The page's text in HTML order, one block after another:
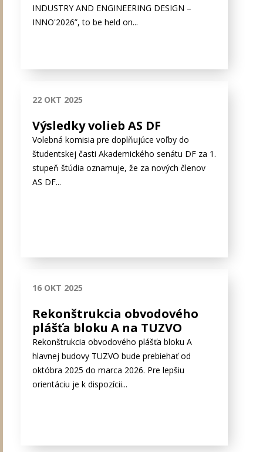
INDUSTRY AND ENGINEERING DESIGN –
INNO'2026”, to be held on...
22 OKT 2025
Výsledky volieb AS DF
Volebná komisia pre doplňujúce voľby do
študentskej časti Akademického senátu DF za 1.
stupeň štúdia oznamuje, že za nových členov
AS DF...
16 OKT 2025
Rekonštrukcia obvodového
plášťa bloku A na TUZVO
Rekonštrukcia obvodového plášťa bloku A
hlavnej budovy TUZVO bude prebiehať od
októbra 2025 do marca 2026. Pre lepšiu
orientáciu je k dispozícii...